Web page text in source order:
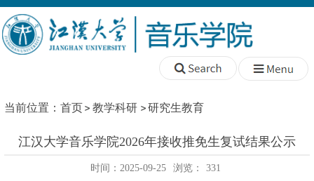
当前位置： 首页 教学科研 研究生教育
江汉大学音乐学院2026年接收推免生复试结果公示
时间：2025-09-25 浏览： 331